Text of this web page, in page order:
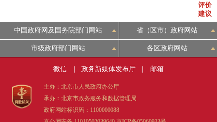
DEUTSCH FRANÇAIS РУССКИЙ ЯЗЫК
ESPAÑOL العربية PORTUGUÊS
ITALIANO
评价
建议
中国政府网及国务院部门网站 省（区市）政府网站
市级政府部门网站 各区政府网站
微信 政务新媒体发布厅 邮箱
主办：北京市人民政府办公厅
承办：北京市政务服务和数据管理局
政府网站标识码：1100000088